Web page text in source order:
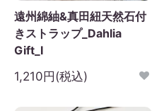
遠州綿紬&真田紐天然石付
きストラップ_Dahlia
Gift_I
1,210円(税込)